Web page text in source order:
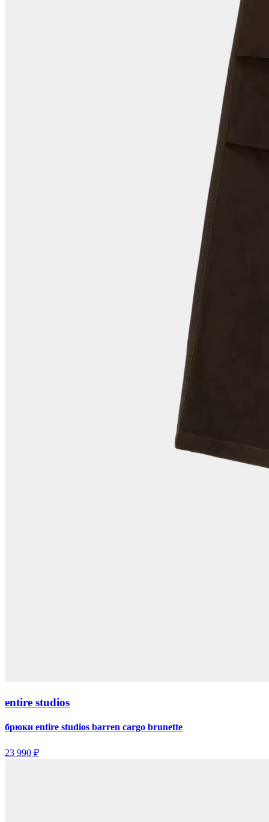
entire studios
брюки entire studios barren cargo brunette
23 990 ₽